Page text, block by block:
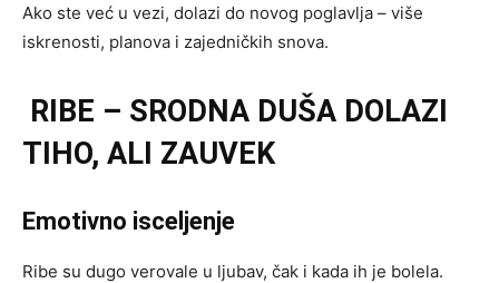
Ako ste već u vezi, dolazi do novog poglavlja – više
iskrenosti, planova i zajedničkih snova.
RIBE – SRODNA DUŠA DOLAZI
TIHO, ALI ZAUVEK
Emotivno isceljenje
Ribe su dugo verovale u ljubav, čak i kada ih je bolela.